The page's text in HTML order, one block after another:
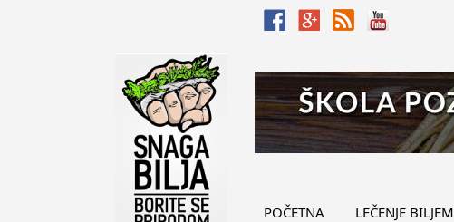
POČETNA LEČENJE BILJEM